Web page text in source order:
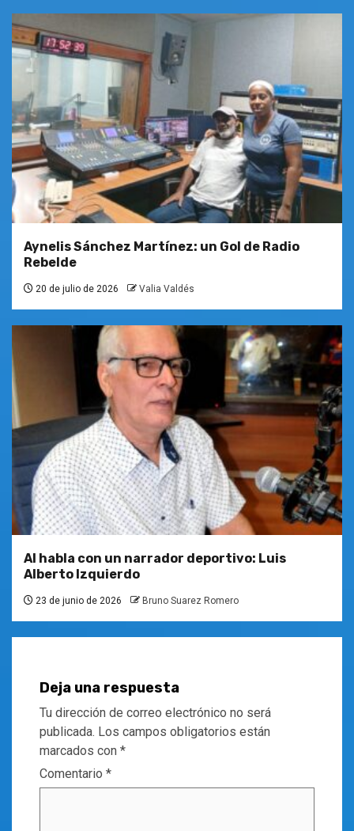
Aynelis Sánchez Martínez: un Gol de Radio
Rebelde
20 de julio de 2026 Valia Valdés
Al habla con un narrador deportivo: Luis
Alberto Izquierdo
23 de junio de 2026 Bruno Suarez Romero
Deja una respuesta
Tu dirección de correo electrónico no será
publicada. Los campos obligatorios están
marcados con *
Comentario *